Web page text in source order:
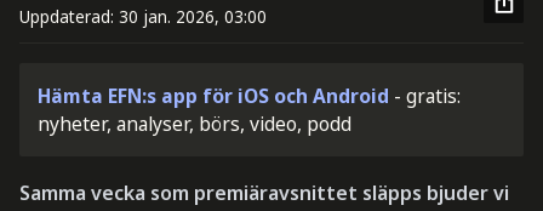
Uppdaterad: 30 jan. 2026, 03:00
Hämta EFN:s app för iOS och Android - gratis:
nyheter, analyser, börs, video, podd
Samma vecka som premiäravsnittet släpps bjuder vi